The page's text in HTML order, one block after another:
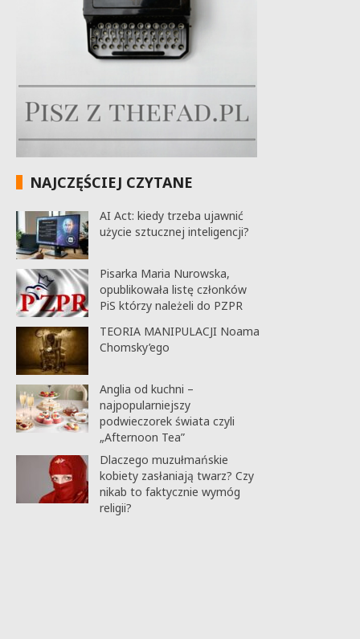
NAJCZĘŚCIEJ CZYTANE
AI Act: kiedy trzeba ujawnić
użycie sztucznej inteligencji?
Pisarka Maria Nurowska,
opublikowała listę członków
PiS którzy należeli do PZPR
TEORIA MANIPULACJI Noama
Chomsky’ego
Anglia od kuchni –
najpopularniejszy
podwieczorek świata czyli
„Afternoon Tea”
Dlaczego muzułmańskie
kobiety zasłaniają twarz? Czy
nikab to faktycznie wymóg
religii?